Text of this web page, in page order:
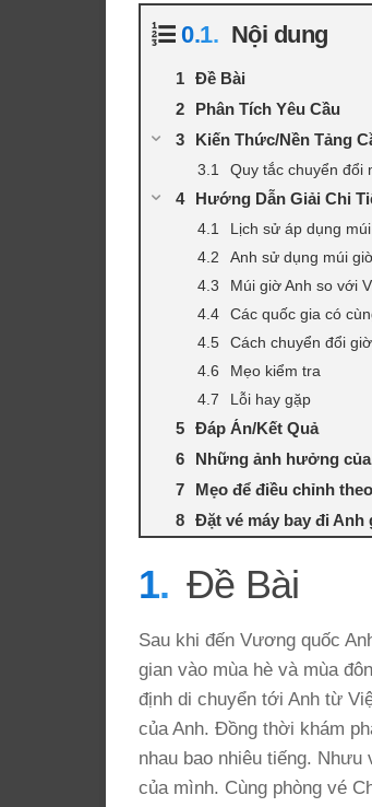
Nội dung
Đề Bài
Phân Tích Yêu Cầu
Kiến Thức/Nền Tảng
Quy tắc chuyển đổi
Hướng Dẫn Giải Chi
Lịch sử áp dụng
Anh sử dụng múi
Múi giờ Anh so với
Các quốc gia có
Cách chuyển đổi
Mẹo kiểm tra
Lỗi hay gặp
Đáp Án/Kết Quả
Những ảnh hưởng
Mẹo để điều chỉnh
Đặt vé máy bay đi Anh
Đề Bài
Sau khi đến Vương quốc
gian vào mùa hè và mùa
định di chuyển tới Anh từ
của Anh. Đồng thời khám
nhau bao nhiêu tiếng.
của mình. Cùng phòng vé